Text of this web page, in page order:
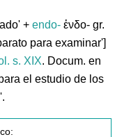
+endo- ἐνδο- gr.
para examinar']
s. XIX. Docum. en
el estudio de los